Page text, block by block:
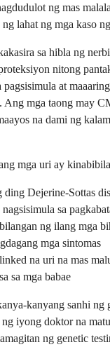
ng mas
lahat ng mga kaso
sa hibla ng
nitong
at
Ang mga taong may
na dami ng
mga uri ay
Dejerine-Sottas
sa
ng ilang mga
mga sintomas
na uri na mas
sa mga babae
kanyang sanhi ng
iyong doktor na
ng genetic